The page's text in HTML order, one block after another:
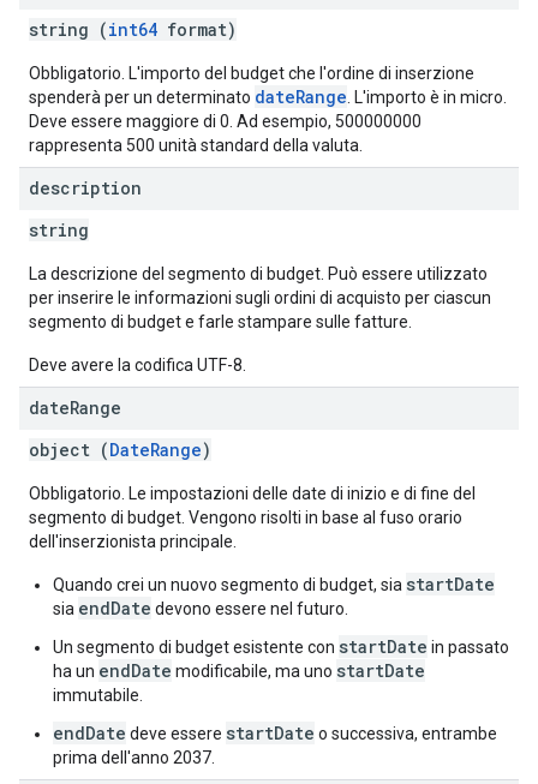
string (int64 format)
Obbligatorio. L'importo del budget che l'ordine di inserzione
spenderà per un determinato dateRange . L'importo è in micro.
Deve essere maggiore di 0. Ad esempio, 500000000
rappresenta 500 unità standard della valuta.
description
string
La descrizione del segmento di budget. Può essere utilizzato
per inserire le informazioni sugli ordini di acquisto per ciascun
segmento di budget e farle stampare sulle fatture.
Deve avere la codifica UTF-8.
dateRange
object (DateRange)
Obbligatorio. Le impostazioni delle date di inizio e di fine del
segmento di budget. Vengono risolti in base al fuso orario
dell'inserzionista principale.
Quando crei un nuovo segmento di budget, sia startDate
sia endDate devono essere nel futuro.
Un segmento di budget esistente con startDate in passato
ha un endDate modificabile, ma uno startDate
immutabile.
endDate deve essere startDate o successiva, entrambe
prima dell'anno 2037.